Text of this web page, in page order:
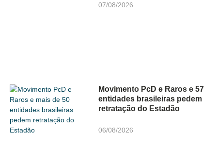
07/08/2026
Movimento PcD e Raros e 57
entidades brasileiras pedem
retratação do Estadão
06/08/2026